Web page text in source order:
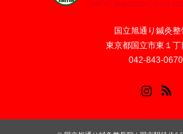
国立旭通り鍼灸整
東京都国立市東１丁
042-843-0670